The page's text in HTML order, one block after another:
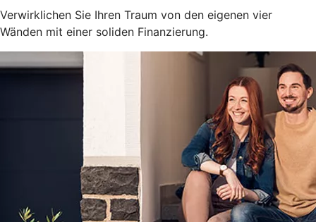
Verwirklichen Sie Ihren Traum von den eigenen vier
Wänden mit einer soliden Finanzierung.